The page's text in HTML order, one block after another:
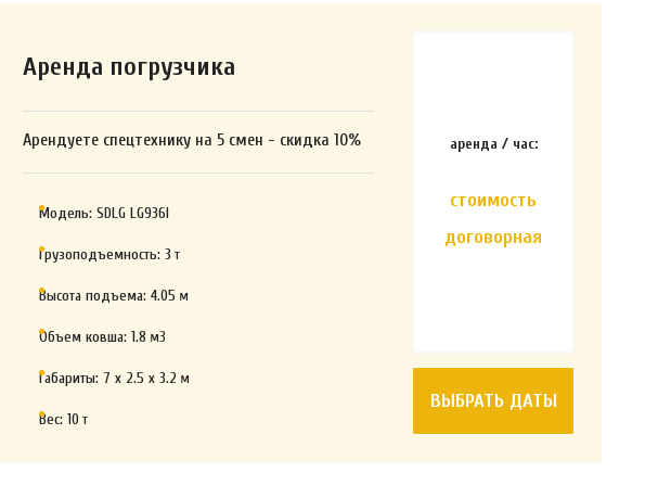
Аренда погрузчика
Арендуете спецтехнику на 5 смен - скидка 10%
Модель: SDLG LG936l
Грузоподъемность: 3 т
Высота подъема: 4.05 м
Объем ковша: 1.8 м3
Габариты: 7 x 2.5 x 3.2 м
Вес: 10 т
аренда / час:
стоимость
договорная
ВЫБРАТЬ ДАТЫ